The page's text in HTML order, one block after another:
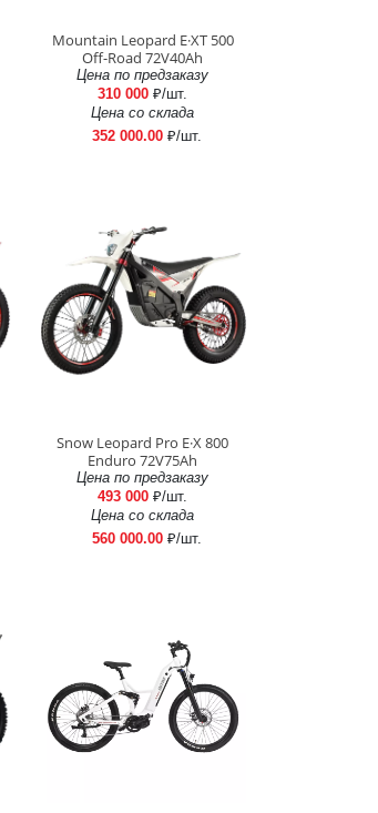
Mountain Leopard E·XT 500
Off-Road 72V40Ah
Цена по предзаказу
310 000₽/шт.
Цена со склада
352 000.00₽/шт.
Snow Leopard Pro E·X 800
Enduro 72V75Ah
Цена по предзаказу
493 000₽/шт.
Цена со склада
560 000.00₽/шт.